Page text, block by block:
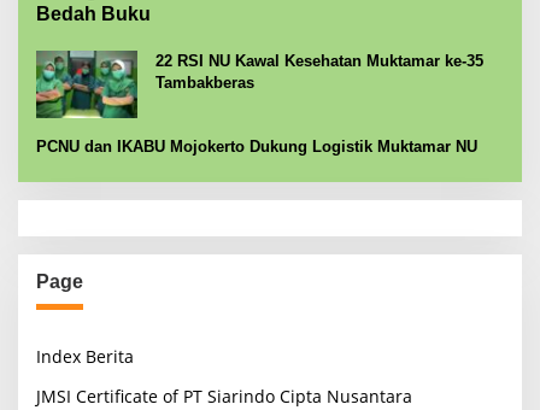
Bedah Buku
22 RSI NU Kawal Kesehatan Muktamar ke-35
Tambakberas
PCNU dan IKABU Mojokerto Dukung Logistik Muktamar NU
Page
Index Berita
JMSI Certificate of PT Siarindo Cipta Nusantara